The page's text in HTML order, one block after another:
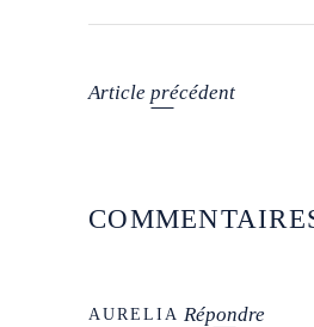
Article précédent
AURELIA Répondre